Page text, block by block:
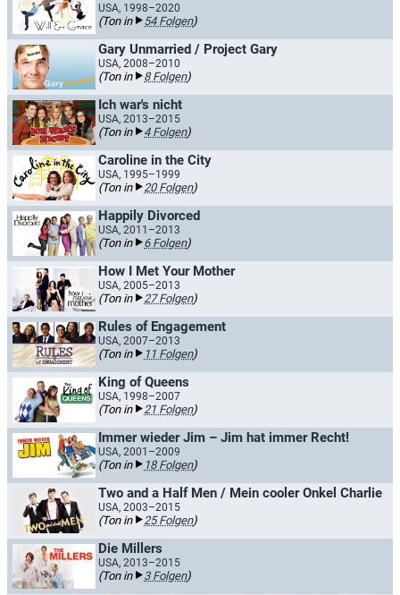
USA, 1998–2020
(Ton in 54 Folgen)
Gary Unmarried / Project Gary
USA, 2008–2010
(Ton in 8 Folgen)
Ich war's nicht
USA, 2013–2015
(Ton in 4 Folgen)
Caroline in the City
USA, 1995–1999
(Ton in 20 Folgen)
Happily Divorced
USA, 2011–2013
(Ton in 6 Folgen)
How I Met Your Mother
USA, 2005–2013
(Ton in 27 Folgen)
Rules of Engagement
USA, 2007–2013
(Ton in 11 Folgen)
King of Queens
USA, 1998–2007
(Ton in 21 Folgen)
Immer wieder Jim – Jim hat immer Recht!
USA, 2001–2009
(Ton in 18 Folgen)
Two and a Half Men / Mein cooler Onkel Charlie
USA, 2003–2015
(Ton in 25 Folgen)
Die Millers
USA, 2013–2015
(Ton in 3 Folgen)